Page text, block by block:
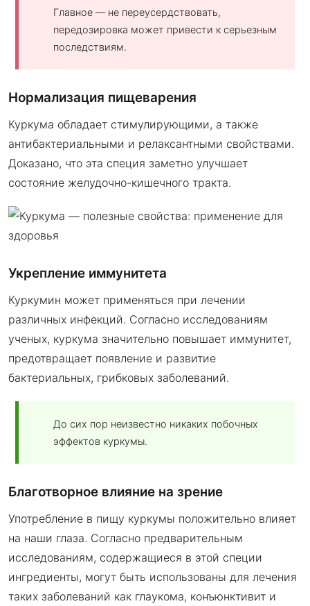
Главное — не переусердствовать,
передозировка может привести к серьезным
последствиям.
Нормализация пищеварения
Куркума обладает стимулирующими, а также
антибактериальными и релаксантными свойствами.
Доказано, что эта специя заметно улучшает
состояние желудочно-кишечного тракта.
Укрепление иммунитета
Куркумин может применяться при лечении
различных инфекций. Согласно исследованиям
ученых, куркума значительно повышает иммунитет,
предотвращает появление и развитие
бактериальных, грибковых заболеваний.
До сих пор неизвестно никаких побочных
эффектов куркумы.
Благотворное влияние на зрение
Употребление в пищу куркумы положительно влияет
на наши глаза. Согласно предварительным
исследованиям, содержащиеся в этой специи
ингредиенты, могут быть использованы для лечения
таких заболеваний как глаукома, конъюнктивит и